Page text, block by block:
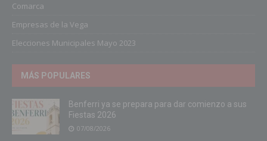
Comarca
Empresas de la Vega
Elecciones Municipales Mayo 2023
MÁS POPULARES
Benferri ya se prepara para dar comienzo a sus
Fiestas 2026
07/08/2026